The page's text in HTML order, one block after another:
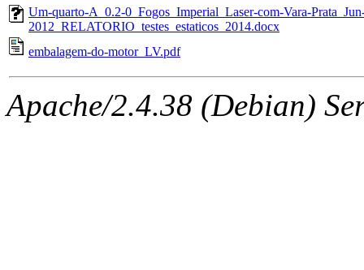
Um-quarto-A_0.2-0_Fogos_Imperial_Laser-com-Vara-
2012_RELATORIO_testes_estaticos_2014.docx
embalagem-do-motor_LV.pdf
Apache/2.4.38 (Debian)